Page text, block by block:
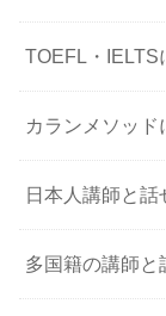
TOEFL・IELTS
カランメソッ
日本人講師と
多国籍の講師